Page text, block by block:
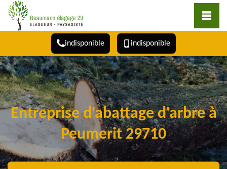
indisponible indisponible
Entreprise d'abattage d'arbre à
Peumerit 29710